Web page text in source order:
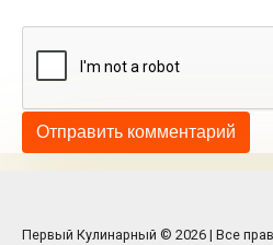
Первый Кулинарный © 2026 | Все